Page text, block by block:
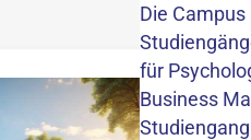
Die
für
Business